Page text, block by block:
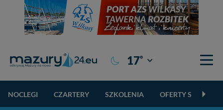
17° Giżycko
NOCLEGI CZARTERY SZKOLENIA OFERTY